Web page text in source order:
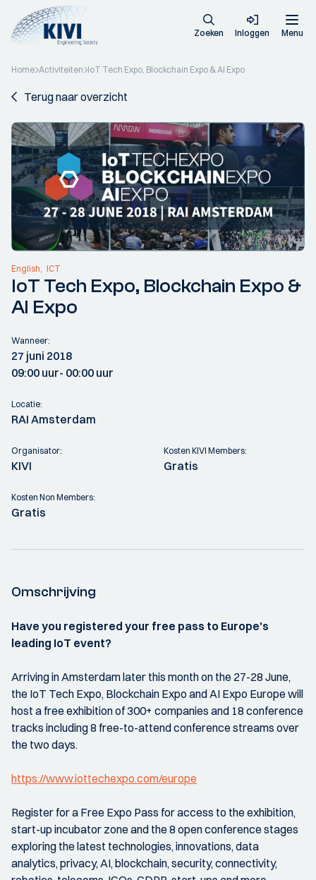
Zoeken Inloggen Menu
Home Activiteiten IoT Tech Expo, Blockchain Expo & AI Expo
Terug naar overzicht
English ICT
IoT Tech Expo, Blockchain Expo &
AI Expo
Wanneer:
27 juni 2018
09:00 uur- 00:00 uur
Locatie:
RAI Amsterdam
Organisator:
KIVI
Kosten KIVI Members:
Gratis
Kosten Non Members:
Gratis
Omschrijving
Have you registered your free pass to Europe's
leading IoT event?
Arriving in Amsterdam later this month on the 27-28 June,
the IoT Tech Expo, Blockchain Expo and AI Expo Europe will
host a free exhibition of 300+ companies and 18 conference
tracks including 8 free-to-attend conference streams over
the two days.
https://www.iottechexpo.com/europe
Register for a Free Expo Pass for access to the exhibition,
start-up incubator zone and the 8 open conference stages
exploring the latest technologies, innovations, data
analytics, privacy, AI, blockchain, security, connectivity,